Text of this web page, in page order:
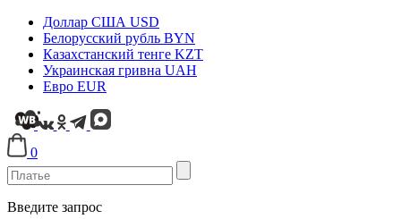
Доллар США USD
Белорусский рубль BYN
Казахстанский тенге KZT
Украинская гривна UAH
Евро EUR
0
Введите запрос